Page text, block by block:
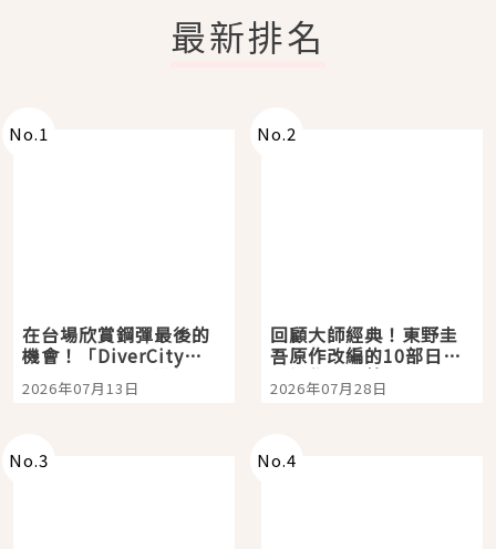
最新排名
No.1
在台場欣賞鋼彈最後的
機會！「DiverCity
Tokyo Plaza」搭船、
購物、美食及夜景，一
2026年07月13日
No.2
回顧大師經典！東野圭
吾原作改編的10部日本
影視作品推薦
2026年07月28日
No.3 No.4